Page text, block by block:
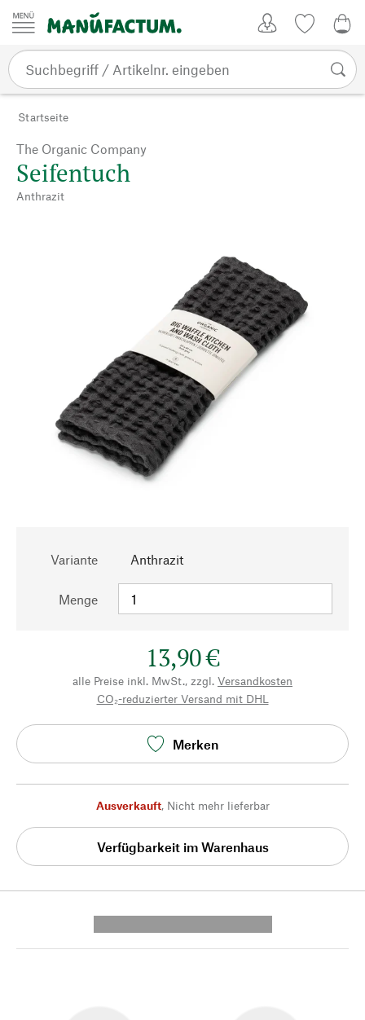
Zum Inhalt springen
Startseite
The Organic Company
Seifentuch
Anthrazit
Variante Anthrazit
Menge
13,90 €
alle Preise inkl. MwSt., zzgl. Versandkosten
CO₂-reduzierter Versand mit DHL
Merken
Ausverkauft, Nicht mehr lieferbar
Verfügbarkeit im Warenhaus